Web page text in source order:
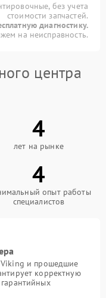
без учета
стоимости запчастей.
диагностику.
на неисправность.
центра
4
лет на рынке
4
опыт работы
специалистов
Viking и прошедшие
корректную